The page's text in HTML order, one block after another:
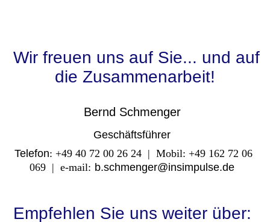
Wir freuen uns auf Sie... und auf
die Zusammenarbeit!
Bernd Schmenger
Geschäftsführer
Telefon: +49 40 72 00 26 24 | Mobil: +49 162 72 06
069 | e-mail: b.schmenger@insimpulse.de
Empfehlen Sie uns weiter über: